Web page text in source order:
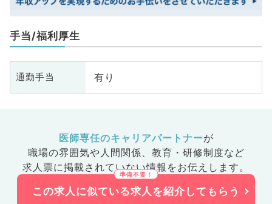
手当/福利厚生
通勤手当 有り
医師専任のキャリアパートナーが
職場の雰囲気や人間関係、 教育・研修制度など
求人票に掲載されていない情報をお伝えします。
この求人に似ている求人を紹介してもらう